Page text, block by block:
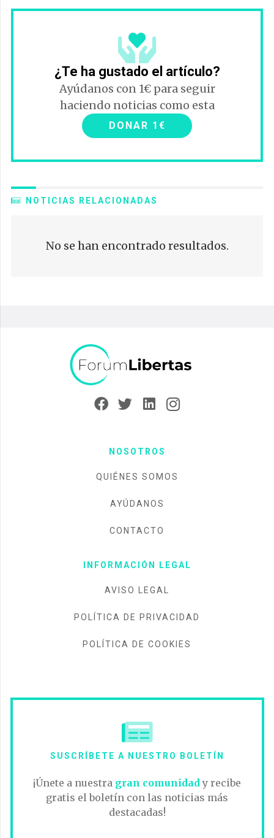
¿Te ha gustado el artículo?
Ayúdanos con 1€ para seguir
haciendo noticias como esta
DONAR 1€
NOTICIAS RELACIONADAS
No se han encontrado resultados.
NOSOTROS
QUIÉNES SOMOS
AYÚDANOS
CONTACTO
INFORMACIÓN LEGAL
AVISO LEGAL
POLÍTICA DE PRIVACIDAD
POLÍTICA DE COOKIES
SUSCRÍBETE A NUESTRO BOLETÍN
¡Únete a nuestra gran comunidady recibe
gratis el boletín con las noticias más
destacadas!